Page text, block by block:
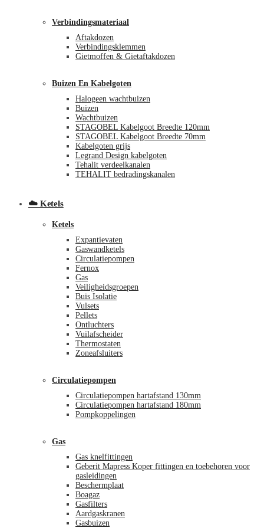
Verbindingsmateriaal
Aftakdozen
Verbindingsklemmen
Gietmoffen & Gietaftakdozen
Buizen En Kabelgoten
Halogeen wachtbuizen
Buizen
Wachtbuizen
STAGOBEL Kabelgoot Breedte 120mm
STAGOBEL Kabelgoot Breedte 70mm
Kabelgoten grijs
Legrand Design kabelgoten
Tehalit verdeelkanalen
TEHALIT bedradingskanalen
☁️ Ketels
Ketels
Expantievaten
Gaswandketels
Circulatiepompen
Fernox
Gas
Veiligheidsgroepen
Buis Isolatie
Vulsets
Pellets
Ontluchters
Vuilafscheider
Thermostaten
Zoneafsluiters
Circulatiepompen
Circulatiepompen hartafstand 130mm
Circulatiepompen hartafstand 180mm
Pompkoppelingen
Gas
Gas knelfittingen
Geberit Mapress Koper fittingen en toebehoren voor
gasleidingen
Beschermplaat
Boagaz
Gasfilters
Aardgaskranen
Gasbuizen